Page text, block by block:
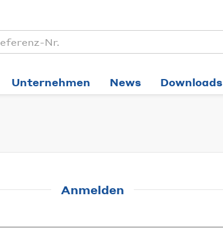
Unternehmen News Downloads
Anmelden